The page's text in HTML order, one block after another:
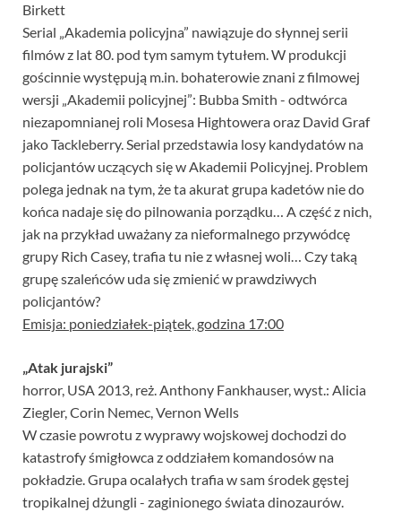
Birkett
Serial „Akademia policyjna” nawiązuje do słynnej serii
filmów z lat 80. pod tym samym tytułem. W produkcji
gościnnie występują m.in. bohaterowie znani z filmowej
wersji „Akademii policyjnej”: Bubba Smith - odtwórca
niezapomnianej roli Mosesa Hightowera oraz David Graf
jako Tackleberry. Serial przedstawia losy kandydatów na
policjantów uczących się w Akademii Policyjnej. Problem
polega jednak na tym, że ta akurat grupa kadetów nie do
końca nadaje się do pilnowania porządku… A część z nich,
jak na przykład uważany za nieformalnego przywódcę
grupy Rich Casey, trafia tu nie z własnej woli… Czy taką
grupę szaleńców uda się zmienić w prawdziwych
policjantów?
Emisja: poniedziałek-piątek, godzina 17:00
„Atak jurajski”
horror, USA 2013, reż. Anthony Fankhauser, wyst.: Alicia
Ziegler, Corin Nemec, Vernon Wells
W czasie powrotu z wyprawy wojskowej dochodzi do
katastrofy śmigłowca z oddziałem komandosów na
pokładzie. Grupa ocalałych trafia w sam środek gęstej
tropikalnej dżungli - zaginionego świata dinozaurów.